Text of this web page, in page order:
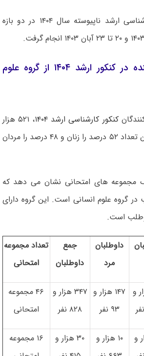
ثبت نام در آزمون کارشناسی ارشد ناپیوسته سال ۱۴۰۴ در دو بازه
بیشترین شرکت کننده در کنکور ارشد ۱۴۰۴ از گروه علوم
کنکور کارشناسی‌ ارشد ۱۴۰۴
، ۵۲۱ هزار
و ۴۲۰ نفر است که از این تعداد ۵۲ درصد را زنان و ۴۸ درصد را مردان
مجموعه های امتحانی نشان می دهد که
در گروه علوم انسانی است. این گروه دارای
داوطلبان
مرد
جمع
داوطلبان
تعداد مجموعه
امتحانی
و
۱۴۷ هزار و
۹۳ نفر
۳۴۷ هزار و
۸۲۸ نفر
۴۶ مجموعه
امتحانی
و
۱۰ هزار و
۳۰ هزار و
۱۶ مجموعه